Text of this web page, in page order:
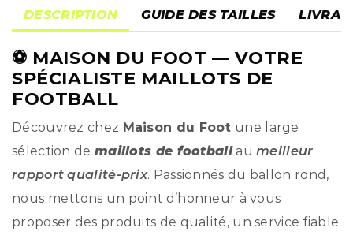
DESCRIPTION GUIDE DES TAILLES
⚽ MAISON DU FOOT — VOTRE
SPÉCIALISTE MAILLOTS DE
FOOTBALL
Découvrez chez Maison du Foot une large
sélection de maillots de footballaumeilleur
rapport qualité-prix. Passionnés du ballon rond,
nous mettons un point d’honneur à vous
proposer des produits de qualité, un service fiable